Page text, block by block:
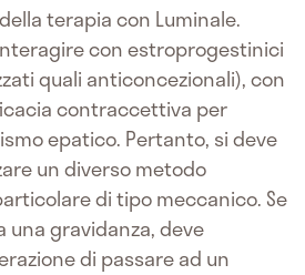
terapia con Luminale.
con estroprogestinici
quali anticoncezionali), con
contraccettiva per
epatico. Pertanto, si deve
un diverso metodo
di tipo meccanico. Se
gravidanza, deve
di passare ad un